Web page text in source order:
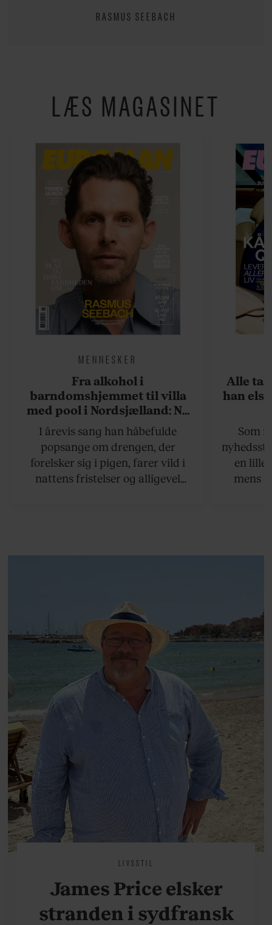
RASMUS SEEBACH
LÆS MAGASINET
MENNESKER
Fra alkohol i
barndomshjemmet til villa
med pool i Nordsjælland: Nu
skal du høre sandheden om
Rasmus Seebach
I årevis sang han håbefulde
popsange om drengen, der
forelsker sig i pigen, farer vild i
nattens fristelser og alligevel
arv, angst, familieliv, frygten for
at miste stemmen og den
livsglæde, han nægter at give slip
på.
Alle
han
Som
en lille
mens
LIVSSTIL
James Price elsker
stranden i sydfransk